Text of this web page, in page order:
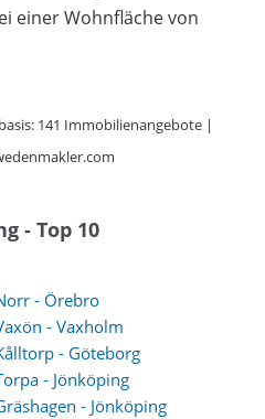
einer Wohnfläche von
141 Immobilienangebote |
- Top 10
- Örebro
- Vaxholm
- Göteborg
- Jönköping
- Jönköping